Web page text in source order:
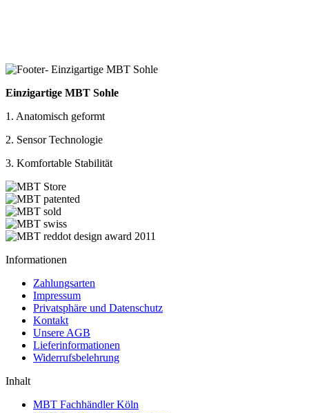
Einzigartige MBT Sohle
1. Anatomisch geformt
2. Sensor Technologie
3. Komfortable Stabilität
Informationen
Zahlungsarten
Impressum
Privatsphäre und Datenschutz
Kontakt
Unsere AGB
Lieferinformationen
Widerrufsbelehrung
Inhalt
MBT Fachhändler Köln